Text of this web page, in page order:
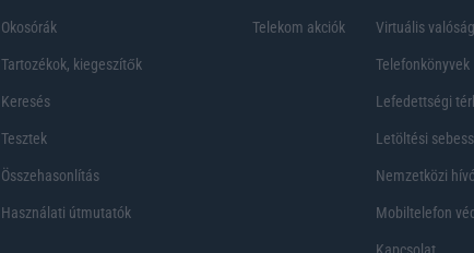
Okosórák
Tartozékok, kiegeszítők
Keresés
Tesztek
Összehasonlítás
Használati útmutatók
Telekom akciók Virtuális valóság
Telefonkönyvek
Lefedettségi
Letöltési
Nemzetközi
Mobiltelefon